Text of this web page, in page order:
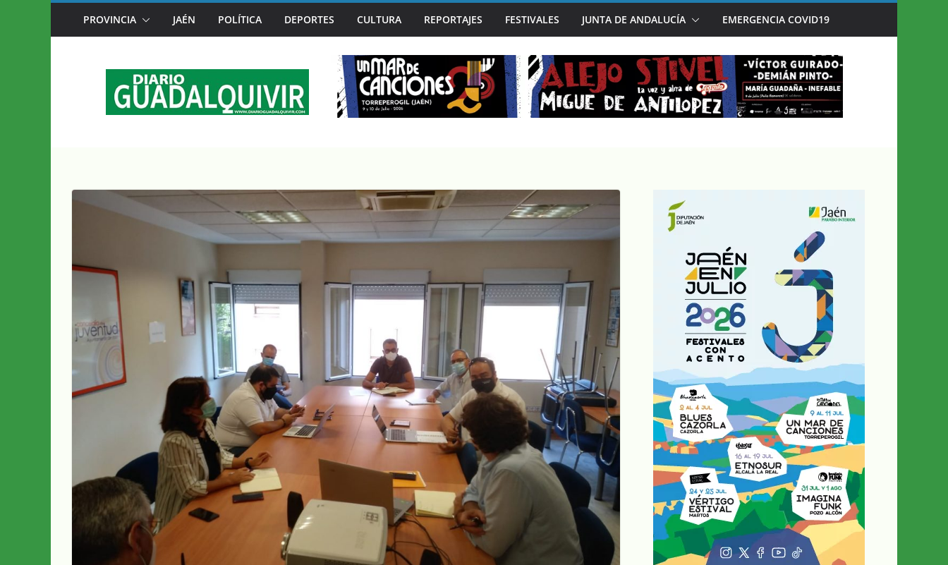
al
MÚSICA DE AUTOR Y SOLIDARIDAD SE DAN LA MANO EN UN MAR DE CANCIONES, SEGUNDA PARADA DE ‘JAÉN EN JULIO’
PROVINCIA JAÉN POLÍTICA DEPORTES CULTURA REPORTAJES FESTIVALES JUNTA DE ANDALUCÍA EMERGENCIA COVID19